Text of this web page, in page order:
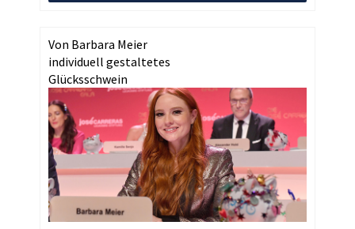
Von Barbara Meier
individuell gestaltetes
Glücksschwein